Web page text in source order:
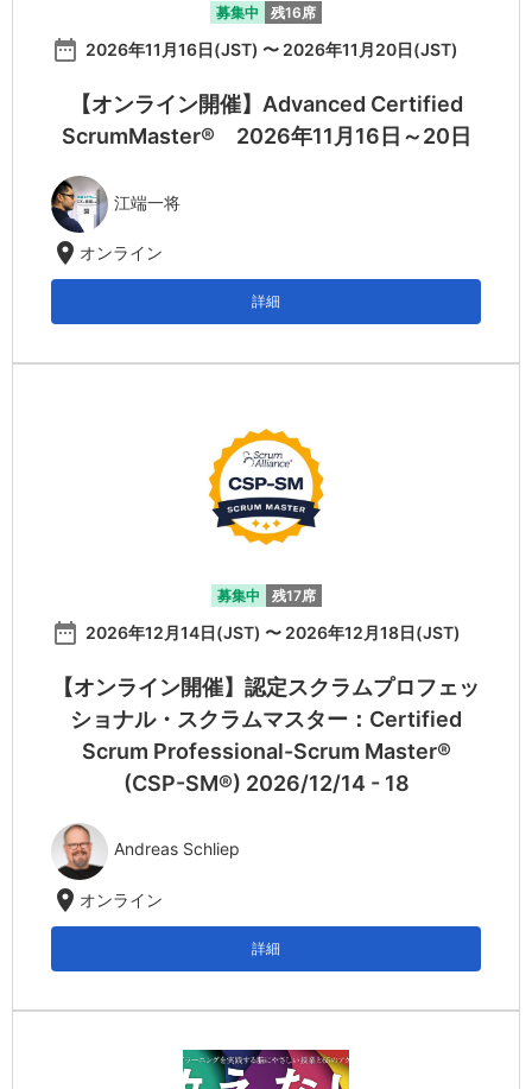
募集中 残16席
date_range 2026年11月16日(JST) 〜 2026年11月20日(JST)
【オンライン開催】Advanced Certified
ScrumMaster® 2026年11月16日～20日
江端一将
location_on オンライン
詳細
募集中 残17席
date_range 2026年12月14日(JST) 〜 2026年12月18日(JST)
【オンライン開催】認定スクラムプロフェッ
ショナル・スクラムマスター：Certified
Scrum Professional-Scrum Master®
(CSP-SM®) 2026/12/14 - 18
Andreas Schliep
location_on オンライン
詳細